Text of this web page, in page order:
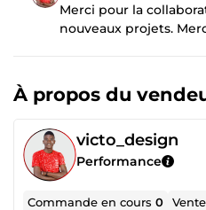
Merci pour la
nouveaux projets.
À propos du
victo_design
Performance
Commande en cours0